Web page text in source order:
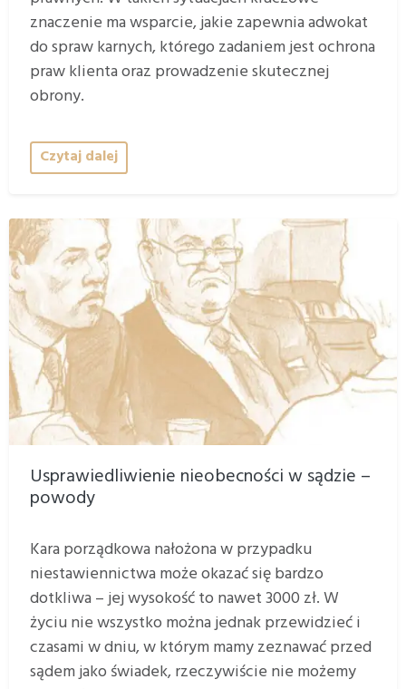
znaczenie ma wsparcie, jakie zapewnia adwokat
do spraw karnych, którego zadaniem jest ochrona
praw klienta oraz prowadzenie skutecznej
obrony.
Czytaj dalej
Usprawiedliwienie nieobecności w sądzie –
powody
Kara porządkowa nałożona w przypadku
niestawiennictwa może okazać się bardzo
dotkliwa – jej wysokość to nawet 3000 zł. W
życiu nie wszystko można jednak przewidzieć i
czasami w dniu, w którym mamy zeznawać przed
sądem jako świadek, rzeczywiście nie możemy